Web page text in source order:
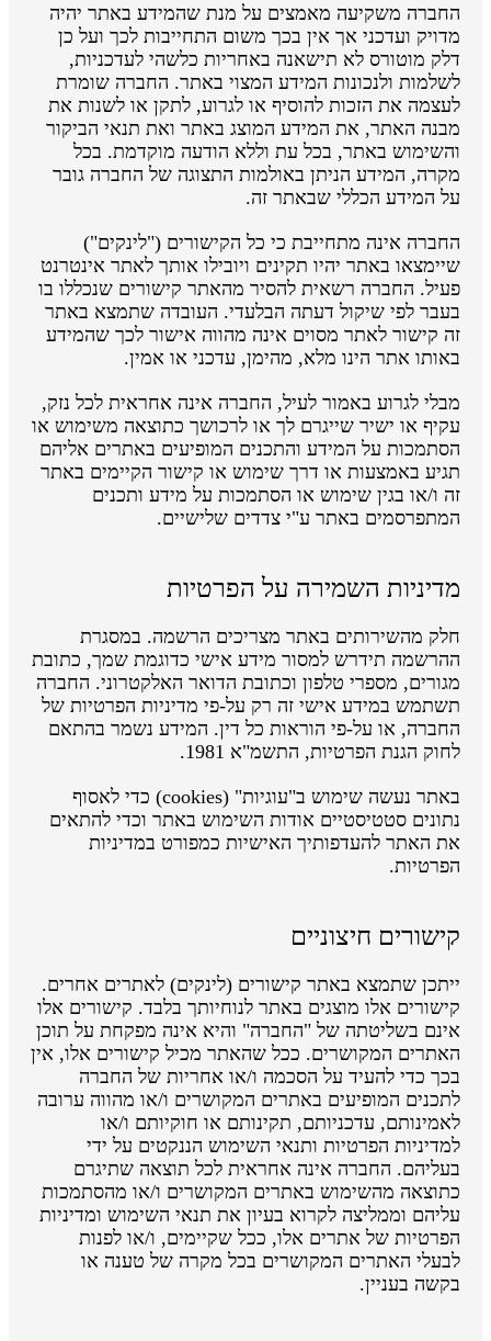
החברה משקיעה מאמצים על מנת שהמידע באתר יהיה
מדויק ועדכני אך אין בכך משום התחייבות לכך ועל כן
דלק מוטורס לא תישאנה באחריות כלשהי לעדכניות,
לשלמות ולנכונות המידע המצוי באתר. החברה שומרת
לעצמה את הזכות להוסיף או לגרוע, לתקן או לשנות את
מבנה האתר, את המידע המוצג באתר ואת תנאי הביקור
והשימוש באתר, בכל עת וללא הודעה מוקדמת. בכל
מקרה, המידע הניתן באולמות התצוגה של החברה גובר
על המידע הכללי שבאתר זה.
החברה אינה מתחייבת כי כל הקישורים ("לינקים")
שיימצאו באתר יהיו תקינים ויובילו אותך לאתר אינטרנט
פעיל. החברה רשאית להסיר מהאתר קישורים שנכללו בו
בעבר לפי שיקול דעתה הבלעדי. העובדה שתמצא באתר
זה קישור לאתר מסוים אינה מהווה אישור לכך שהמידע
באותו אתר הינו מלא, מהימן, עדכני או אמין.
מבלי לגרוע באמור לעיל, החברה אינה אחראית לכל נזק,
עקיף או ישיר שייגרם לך או לרכושך כתוצאה משימוש או
הסתמכות על המידע והתכנים המופיעים באתרים אליהם
תגיע באמצעות או דרך שימוש או קישור הקיימים באתר
זה ו/או בגין שימוש או הסתמכות על מידע ותכנים
המתפרסמים באתר ע"י צדדים שלישיים.
מדיניות השמירה על הפרטיות
חלק מהשירותים באתר מצריכים הרשמה. במסגרת
ההרשמה תידרש למסור מידע אישי כדוגמת שמך, כתובת
מגורים, מספרי טלפון וכתובת הדואר האלקטרוני. החברה
תשתמש במידע אישי זה רק על-פי מדיניות הפרטיות של
החברה, או על-פי הוראות כל דין. המידע נשמר בהתאם
לחוק הגנת הפרטיות, התשמ"א 1981.
באתר נעשה שימוש ב"עוגיות" (cookies) כדי לאסוף
נתונים סטטיסטיים אודות השימוש באתר וכדי להתאים
את האתר להעדפותיך האישיות כמפורט במדיניות
הפרטיות.
קישורים חיצוניים
ייתכן שתמצא באתר קישורים (לינקים) לאתרים אחרים.
קישורים אלו מוצגים באתר לנוחיותך בלבד. קישורים אלו
אינם בשליטתה של "החברה" והיא אינה מפקחת על תוכן
האתרים המקושרים. ככל שהאתר מכיל קישורים אלו, אין
בכך כדי להעיד על הסכמה ו/או אחריות של החברה
לתכנים המופיעים באתרים המקושרים ו/או מהווה ערובה
לאמינותם, עדכניותם, תקינותם או חוקיותם ו/או
למדיניות הפרטיות ותנאי השימוש הננקטים על ידי
בעליהם. החברה אינה אחראית לכל תוצאה שתיגרם
כתוצאה מהשימוש באתרים המקושרים ו/או מהסתמכות
עליהם וממליצה לקרוא בעיון את תנאי השימוש ומדיניות
הפרטיות של אתרים אלו, ככל שקיימים, ו/או לפנות
לבעלי האתרים המקושרים בכל מקרה של טענה או
בקשה בעניין.